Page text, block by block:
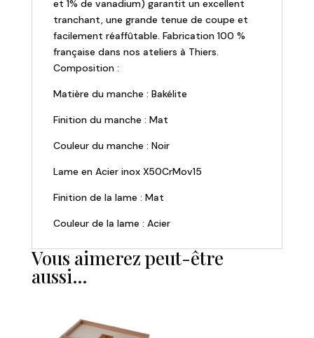
et 1% de vanadium) garantit un excellent
tranchant, une grande tenue de coupe et
facilement réaffûtable. Fabrication 100 %
française dans nos ateliers à Thiers.
Composition :
Matière du manche : Bakélite
Finition du manche : Mat
Couleur du manche : Noir
Lame en Acier inox X50CrMov15
Finition de la lame : Mat
Couleur de la lame : Acier
Vous aimerez peut-être
aussi…